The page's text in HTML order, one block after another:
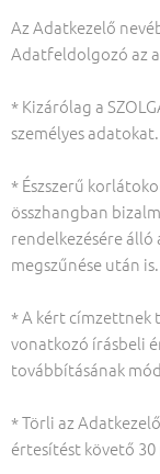
Az Adatkezelő
Adatfeldolgozó az
* Kizárólag a
személyes adatokat.
* Észszerű
összhangban
rendelkezésére álló
megszűnése után is.
* A kért címzettnek
vonatkozó írásbeli
továbbításának
* Törli az
értesítést követő